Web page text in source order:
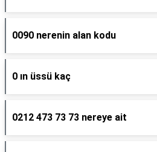
0090 nerenin alan kodu
0 ın üssü kaç
0212 473 73 73 nereye ait